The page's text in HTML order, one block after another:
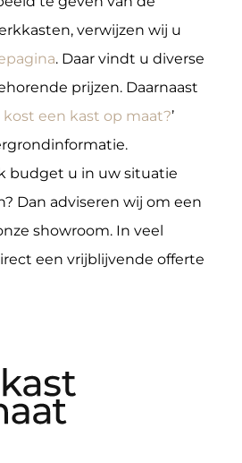
verwijzen wij u
. Daar vindt u diverse
prijzen. Daarnaast
kost een kast op maat?’
budget u in uw situatie
Dan adviseren wij om een
showroom. In veel
een vrijblijvende offerte